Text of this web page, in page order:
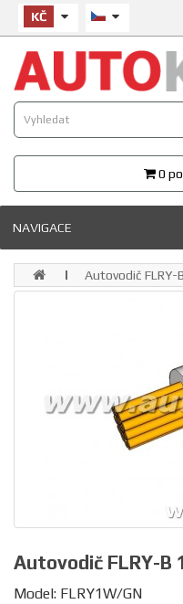
KČ
0
NAVIGACE
Autovodič FLRY-
Autovodič FLRY-B
Model: FLRY1W/GN